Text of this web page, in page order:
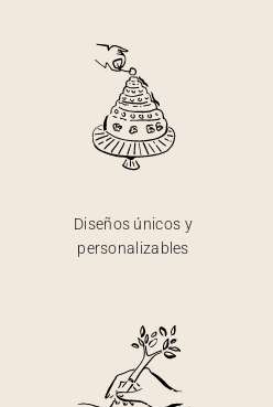
Diseños únicos y
personalizables